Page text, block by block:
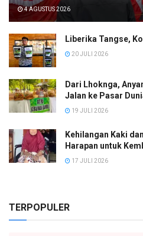
4 AGUSTUS 2026
Liberika Tangse,
20 JULI 2026
Dari Lhoknga,
Jalan ke Pasar
19 JULI 2026
Kehilangan Kaki
Harapan untuk
17 JULI 2026
TERPOPULER